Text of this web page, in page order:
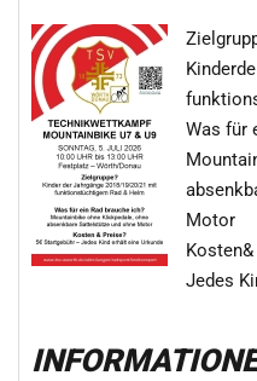
Was für
Motor
Jedes